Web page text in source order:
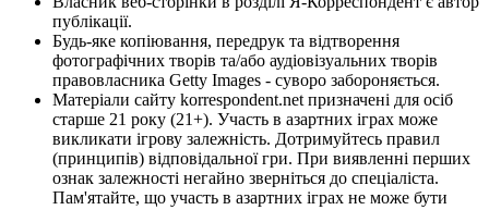
публікації.
Будь-яке копіювання, передрук та відтворення
фотографічних творів та/або аудіовізуальних творів
правовласника Getty Images - суворо забороняється.
Матеріали сайту korrespondent.net призначені для осіб
старше 21 року (21+). Участь в азартних іграх може
викликати ігрову залежність. Дотримуйтесь правил
(принципів) відповідальної гри. При виявленні перших
ознак залежності негайно зверніться до спеціаліста.
Пам'ятайте, що участь в азартних іграх не може бути